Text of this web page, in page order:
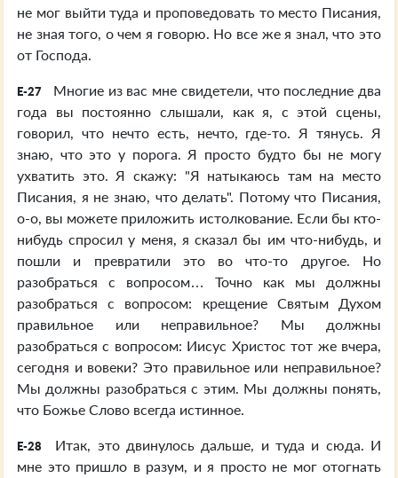
не мог выйти туда и проповедовать то место Писания,
не зная того, о чем я говорю. Но все же я знал, что это
от Господа.
E-27
Многие из вас мне свидетели, что последние два
года вы постоянно слышали, как я, с этой сцены,
говорил, что нечто есть, нечто, где-то. Я тянусь. Я
знаю, что это у порога. Я просто будто бы не могу
ухватить это. Я скажу: "Я натыкаюсь там на место
Писания, я не знаю, что делать". Потому что Писания,
о-о, вы можете приложить истолкование. Если бы кто-
нибудь спросил у меня, я сказал бы им что-нибудь, и
пошли и превратили это во что-то другое. Но
разобраться с вопросом… Точно как мы должны
разобраться с вопросом: крещение Святым Духом
правильное или неправильное? Мы должны
разобраться с вопросом: Иисус Христос тот же вчера,
сегодня и вовеки? Это правильное или неправильное?
Мы должны разобраться с этим. Мы должны понять,
что Божье Слово всегда истинное.
E-28
Итак, это двинулось дальше, и туда и сюда. И
мне это пришло в разум, и я просто не мог отогнать